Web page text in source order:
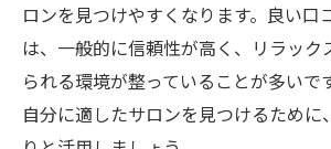
ロンを見つけやすくなります。良い口
は、一般的に信頼性が高く、リラック
られる環境が整っていることが多いで
自分に適したサロンを見つけるために